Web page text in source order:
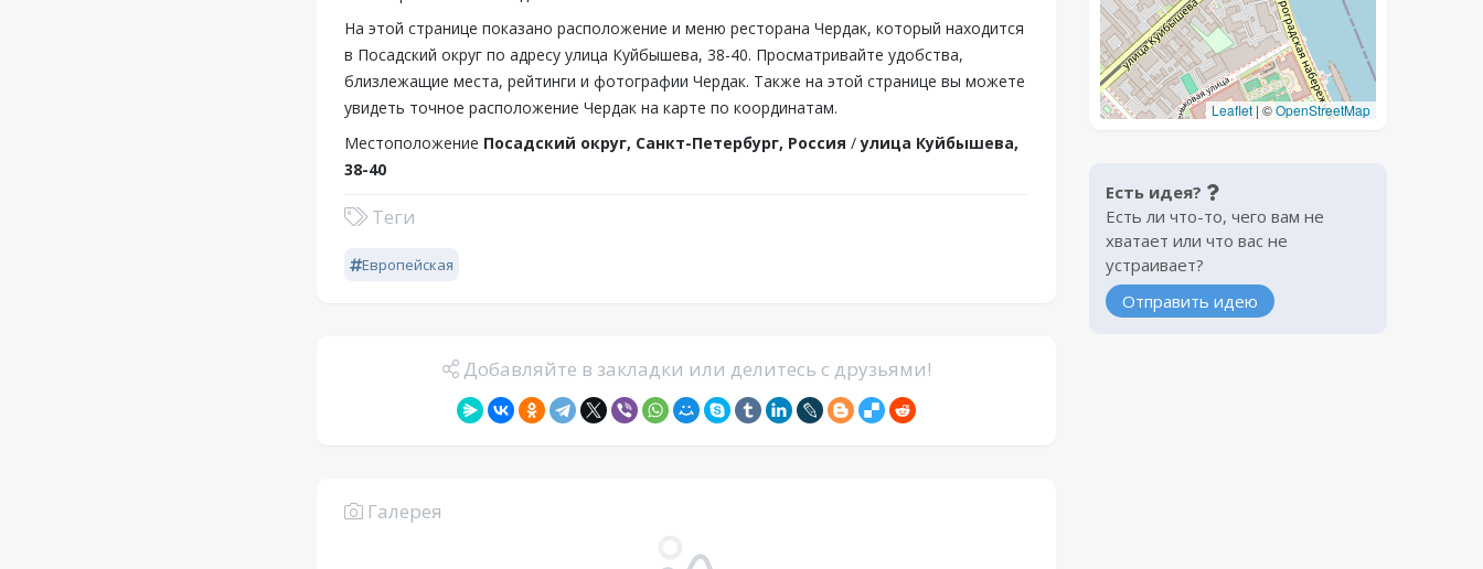
На этой странице показано расположение и меню ресторана Чердак, который находится
в Посадский округ по адресу улица Куйбышева, 38-40. Просматривайте удобства,
близлежащие места, рейтинги и фотографии Чердак. Также на этой странице вы можете
увидеть точное расположение Чердак на карте по координатам.
Местоположение Посадский округ, Санкт-Петербург, Россия /улица Куйбышева,
38-40
Теги
Европейская
Добавляйте в закладки или делитесь с друзьями!
Галерея
Leaflet|©OpenStreetMap
Есть идея?
Есть ли что-то, чего вам не
хватает или что вас не
устраивает?
Отправить идею